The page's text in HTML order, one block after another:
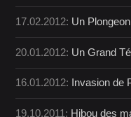
17.02.2012: Un
20.01.2012: Un Grand
16.01.2012: Invasion de
19.10.2011: Hibou des